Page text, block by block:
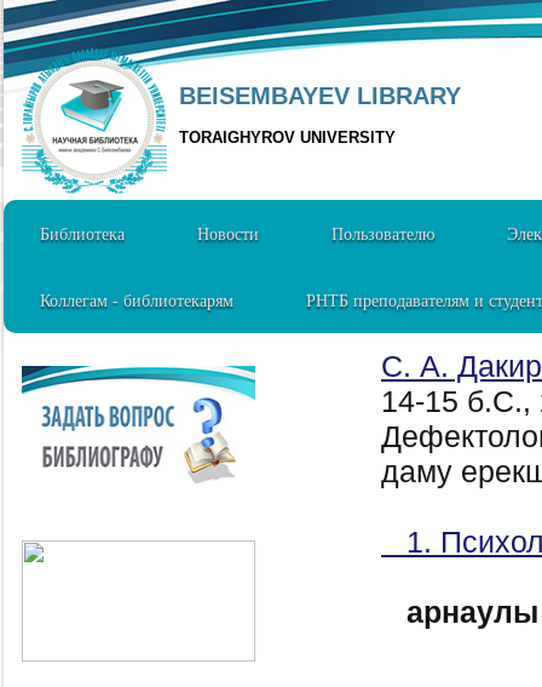
BEISEMBAYEV LIBRARY
TORAIGHYROV UNIVERSITY
Библиотека Новости Пользователю
Коллегам - библиотекарям РНТБ преподавателям и
С. А.
14-15
даму
1.
арнаулы